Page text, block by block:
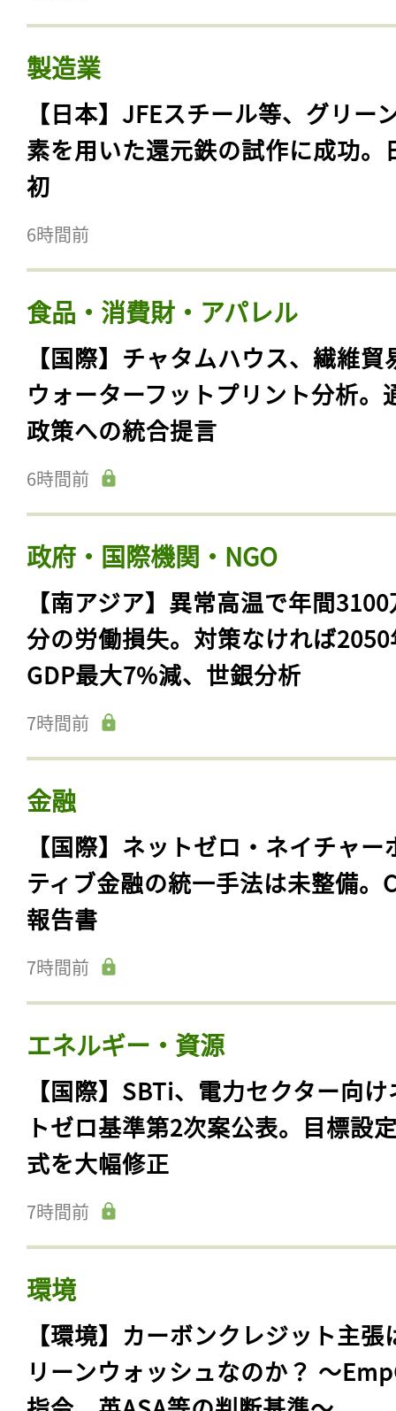
製造業
【日本】JFEスチール等、グリー
素を用いた還元鉄の試作に成功。
初
6時間前
食品・消費財・アパレル
【国際】チャタムハウス、繊維貿
ウォーターフットプリント分析。
政策への統合提言
6時間前
政府・国際機関・NGO
【南アジア】異常高温で年間
分の労働損失。対策なければ
GDP最大7%減、世銀分析
7時間前
金融
【国際】ネットゼロ・ネイチャー
ティブ金融の統一手法は未整備。
報告書
7時間前
エネルギー・資源
【国際】SBTi、電力セクター向
トゼロ基準第2次案公表。目標設
式を大幅修正
7時間前
環境
【環境】カーボンクレジット主張
リーンウォッシュなのか？ 〜